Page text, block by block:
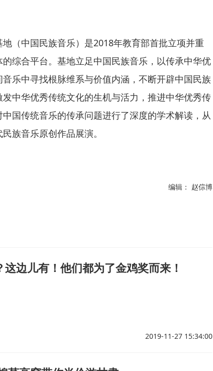
中国民族音乐）是2018年教育部首批立项并重
综合平台。基地立足中国民族音乐，以传承中华优
乐中寻找根脉维系与价值内涵，不断开辟中国民族
中华优秀传统文化的生机与活力，推进中华优秀传
国传统音乐的传承问题进行了深度的学术解读，从
族音乐原创作品展演。
编辑： 赵倧博
这边儿有！他们都为了金鸡奖而来！
2019-11-27 15:34:00